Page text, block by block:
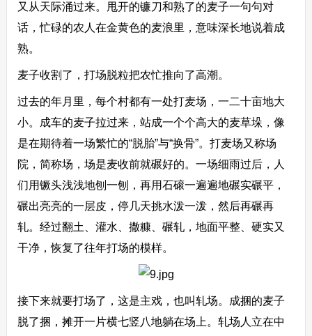
又从天际涌过来。甩开的镰刀和熟了的麦子一句句对
话，忙碌的农人在金黄色的麦浪里，意味深长地说着成
熟。
麦子收割了，打场脱粒把农忙推向了高潮。
过去的年月里，每个村都有一处打麦场，一二十亩地大
小。成车的麦子拉过来，站成一个个高大的麦草垛，像
是在期待着一场繁忙的“脱胎”与“换骨”。打麦场又称场
院，简称场，场是麦收前就碾好的。一场细雨过后，人
们用镢头浅浅地刨一刨，再用石磙一遍遍地碾实碾平，
碾出亮亮的一层皮，停几天挑水泼一泼，然后再碾再
轧。经过翻土、灌水、撒糠、碾轧，地面平整、硬实又
干净，恢复了往年打场的模样。
接下来就要打场了，这是主戏，也叫轧场。成捆的麦子
脱了捆，摊开一片横七竖八地躺在场上。轧场人立在中